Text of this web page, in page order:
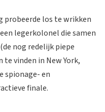
probeerde los te wrikken
legerkolonel die samen
nog redelijk piepe
vinden in New York,
spionage- en
finale.